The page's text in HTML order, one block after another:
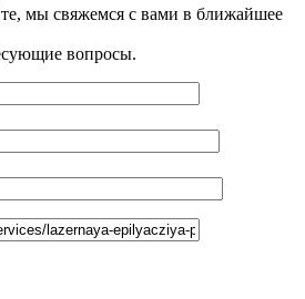
мы свяжемся с вами в ближайшее
вопросы.